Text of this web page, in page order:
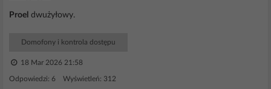
Proel dwużyłowy.
Domofony i kontrola dostępu
18 Mar 2026 21:58
Odpowiedzi: 6 Wyświetleń: 312